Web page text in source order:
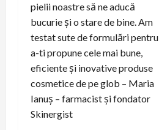
pielii noastre să ne aducă
bucurie și o stare de bine. Am
testat sute de formulări pentru
a-ti propune cele mai bune,
eficiente și inovative produse
cosmetice de pe glob – Maria
Ianuș – farmacist și fondator
Skinergist